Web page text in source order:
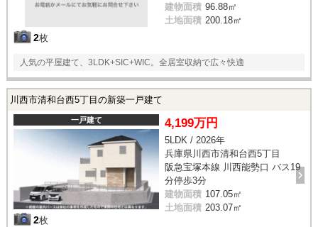
2枚
建物面積 96.88㎡
土地面積 200.18㎡
人気の平屋建て、3LDK+SIC+WIC。全居室収納で広々快適
川西市清和台西5丁目の新築一戸建て
一戸建て
2枚
4,199万円
5LDK / 2026年
兵庫県川西市清和台西5丁目
阪急宝塚本線 川西能勢口 バス19
分停歩3分
建物面積 107.05㎡
土地面積 203.07㎡